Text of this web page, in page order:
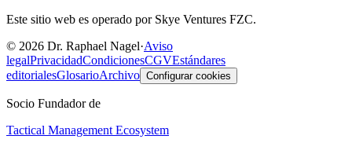
Este sitio web es operado por Skye Ventures FZC.
© 2026 Dr. Raphael Nagel·Aviso
legalPrivacidadCondicionesCGVEstándares
editorialesGlosarioArchivo Configurar cookies
Socio Fundador de
Tactical Management Ecosystem